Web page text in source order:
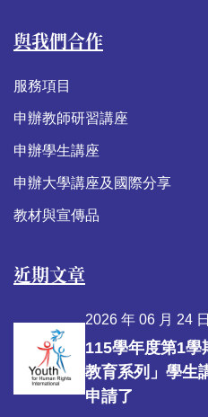
與我們合作
服務項目
申辦教師研習講座
申辦學生講座
申辦大學講座及國際分享
教材與宣傳品
近期文章
2026 年 06 月 24 日
115學年度第1學
教育系列」學生
申請了